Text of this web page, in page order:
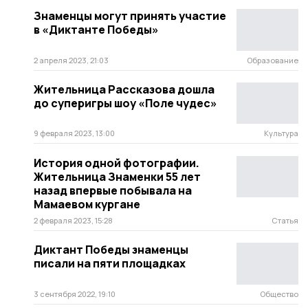
Знаменцы могут принять участие
в «Диктанте Победы»
2 апреля 2023, 21:03 Образование
Жительница Рассказова дошла
до суперигры шоу «Поле чудес»
9 февраля 2023, 13:00 Культура
История одной фотографии.
Жительница Знаменки 55 лет
назад впервые побывала на
Мамаевом кургане
2 февраля 2023, 15:28 Статья
Диктант Победы знаменцы
писали на пяти площадках
3 сентября 2022, 19:10 Общество